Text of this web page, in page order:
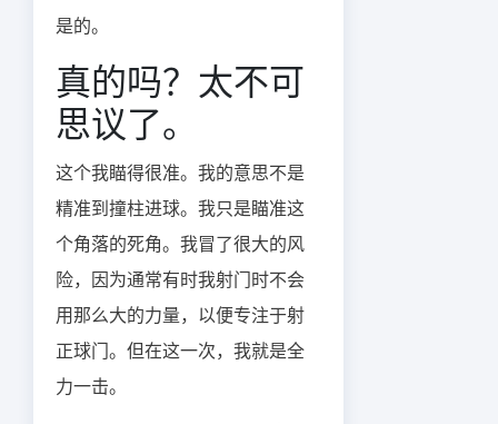
是的。
真的吗？太不可
思议了。
这个我瞄得很准。我的意思不是
精准到撞柱进球。我只是瞄准这
个角落的死角。我冒了很大的风
险，因为通常有时我射门时不会
用那么大的力量，以便专注于射
正球门。但在这一次，我就是全
力一击。